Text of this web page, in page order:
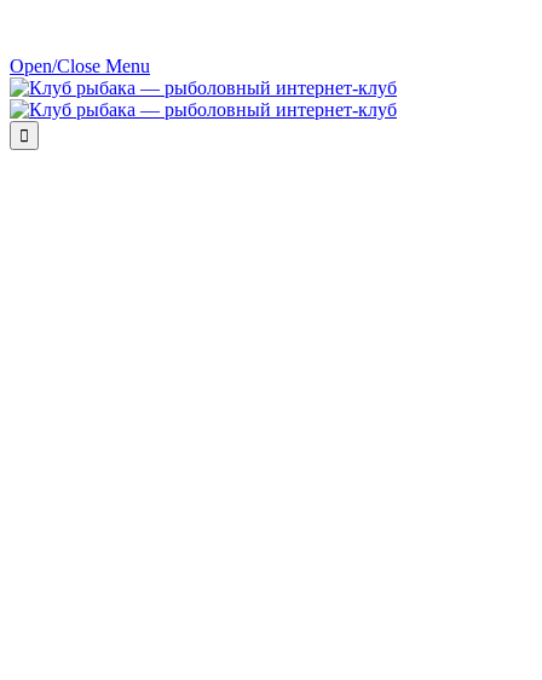
Open/Close Menu
